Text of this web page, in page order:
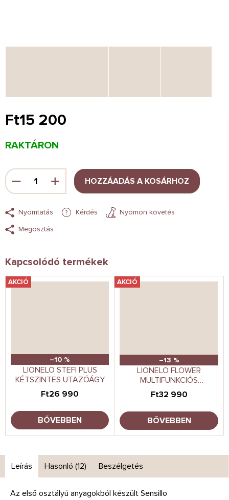
Ft15 200
Egységár:
RAKTÁRON
HOZZÁADÁS A KOSÁRHOZ
Nyomtatás Kérdés
Nyomon követés
Megosztás
Kapcsolódó termékek
AKCIÓ
–10 %
LIONELO STEFI PLUS
KÉTSZINTES UTAZÓÁGY
Ft26 990
BŐVEBBEN
AKCIÓ
–13 %
LIONELO FLOWER
MULTIFUNKCIÓS
UTAZÓÁGY
Ft32 990
BŐVEBBEN
Leírás Hasonló (12) Beszélgetés
Az első osztályú anyagokból készült Sensillo